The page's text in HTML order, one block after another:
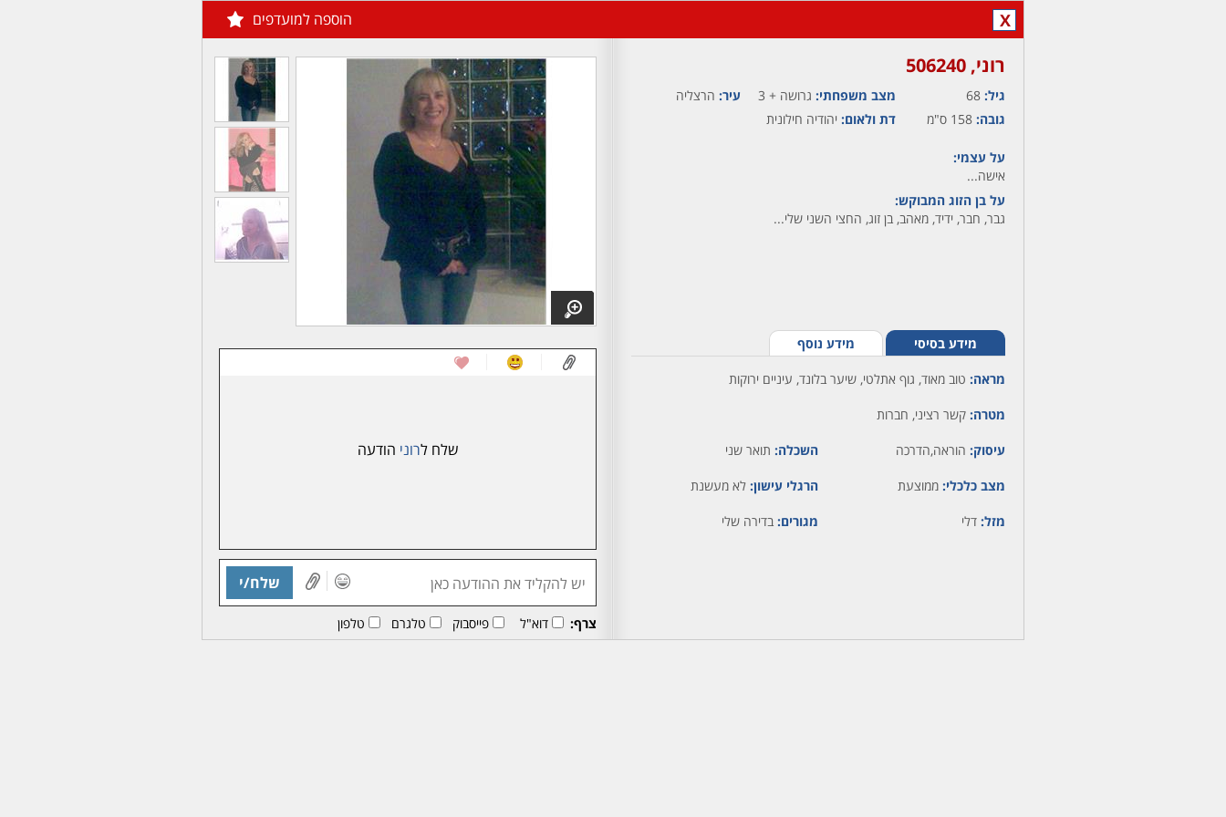
X הוספה למועדפים
רוני,‏ 506240
גיל: 68 מצב משפחתי: גרושה + 3 עיר: הרצליה
גובה: 158 ס"מ דת ולאום: יהודיה חילונית
על עצמי:
אישה...
על בן הזוג המבוקש:
גבר, חבר, ידיד, מאהב, בן זוג, החצי השני שלי...
מידע בסיסי מידע נוסף
מראה: טוב מאוד, גוף אתלטי, שיער בלונד, עיניים ירוקות
מטרה: קשר רציני, חברות
עיסוק: הוראה,הדרכה השכלה: תואר שני
מצב כלכלי: ממוצעת הרגלי עישון: לא מעשנת
מזל: דלי מגורים: בדירה שלי
שלח לרוני הודעה
שלח/י
צרף: דוא"ל פייסבוק טלגרם טלפון